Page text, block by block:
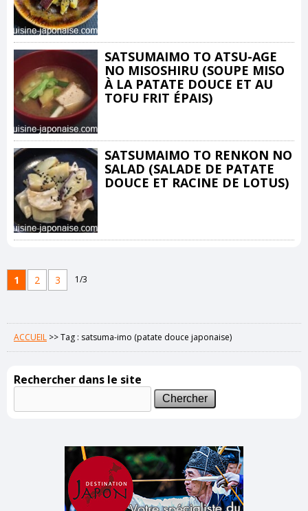
SATSUMAIMO TO ATSU-AGE
NO MISOSHIRU (SOUPE MISO
À LA PATATE DOUCE ET AU
TOFU FRIT ÉPAIS)
SATSUMAIMO TO RENKON NO
SALAD (SALADE DE PATATE
DOUCE ET RACINE DE LOTUS)
1 2 3 1/3
ACCUEIL >>Tag : satsuma-imo (patate douce japonaise)
Rechercher dans le site